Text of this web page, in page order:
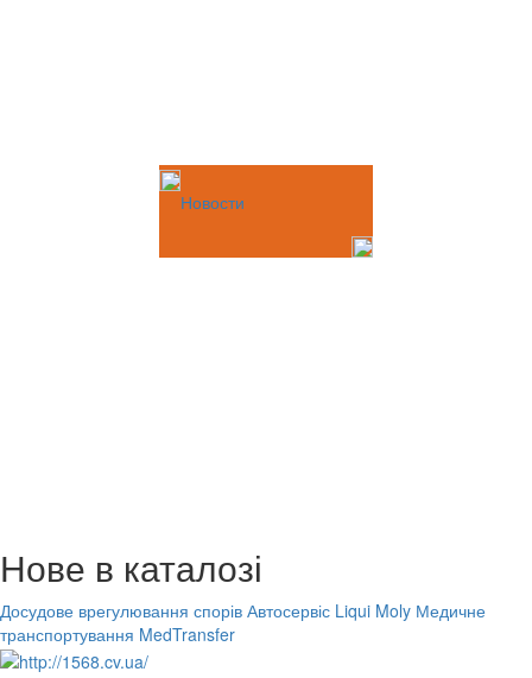
Новости
Нове в каталозі
Досудове врегулювання спорів Автосервіс Liqui Moly Медичне
транспортування MedTransfer